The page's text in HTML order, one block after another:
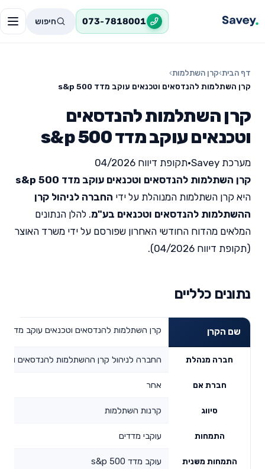
073-7818001 חיפוש
דף הבית›קרן השתלמות›
קרן השתלמות להנדסאים וטכנאים עוקב מדד s&p 500
קרן השתלמות להנדסאים
וטכנאים עוקב מדד s&p 500
מערכת Savey •תקופת דיווח 04/2026
קרן השתלמות להנדסאים וטכנאים עוקב מדד s&p 500
היא קרן השתלמות המנוהלת על ידי החברה לניהול קרן
ההשתלמות להנדסאים וטכנאים בע"מ. להלן הנתונים
המלאים מהדוח החודשי האחרון שפורסם על ידי משרד האוצר
(תקופת דיווח 04/2026).
נתונים כלליים
שם הקרן קרן השתלמות להנדסאים וטכנאים עוקב מדד s&p 500
חברה מנהלת החברה לניהול קרן ההשתלמות להנדסאים
חברת אם אחר
סיווג קרנות השתלמות
התמחות עוקבי מדדים
התמחות משנית עוקב מדד s&p 500